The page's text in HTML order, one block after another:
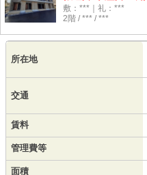
敷：***｜礼：***
2階 / *** / ***
所在地
交通
賃料
管理費等
面積